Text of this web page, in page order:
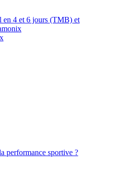
en 4 et 6 jours (TMB) et
performance sportive ?